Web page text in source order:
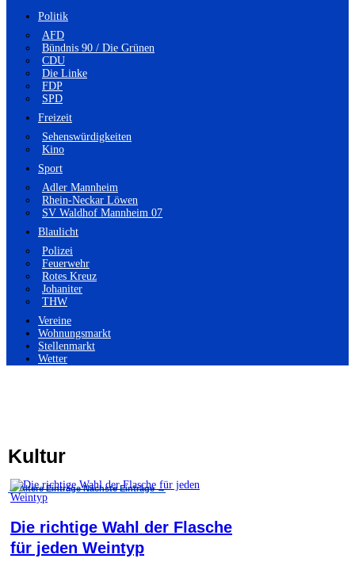
Politik
AFD
Bündnis 90 / Die Grünen
CDU
Die Linke
FDP
SPD
Freizeit
Sehenswürdigkeiten
Kino
Sport
Adler Mannheim
Rhein-Neckar Löwen
SV Waldhof Mannheim 07
Blaulicht
Polizei
Feuerwehr
Rotes Kreuz
Johaniter
THW
Vereine
Wohnungsmarkt
Stellenmarkt
Wetter
Kultur
←Ältere Einträge Nächste Einträge→
Die richtige Wahl der Flasche
für jeden Weintyp